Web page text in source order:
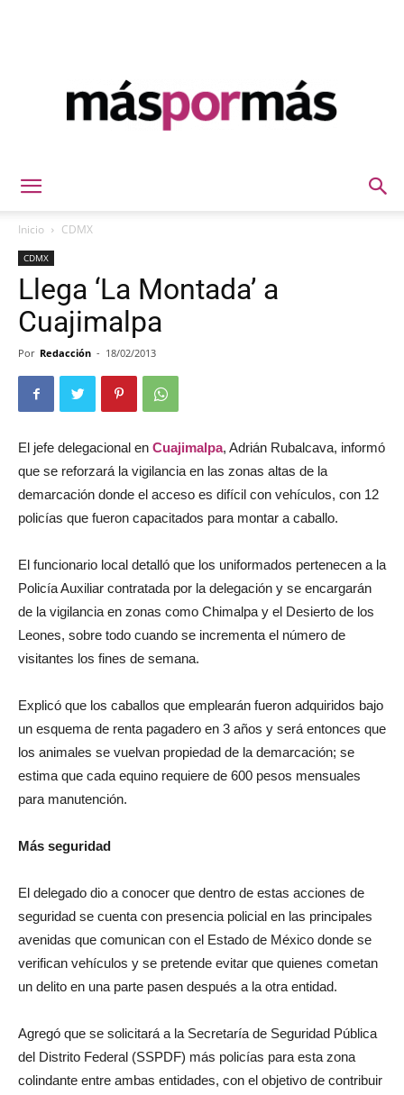
Inicio CDMX
CDMX
Llega ‘La Montada’ a
Cuajimalpa
Por Redacción - 18/02/2013
El jefe delegacional en Cuajimalpa, Adrián Rubalcava, informó
que se reforzará la vigilancia en las zonas altas de la
demarcación donde el acceso es difícil con vehículos, con 12
policías que fueron capacitados para montar a caballo.
El funcionario local detalló que los uniformados pertenecen a la
Policía Auxiliar contratada por la delegación y se encargarán
de la vigilancia en zonas como Chimalpa y el Desierto de los
Leones, sobre todo cuando se incrementa el número de
visitantes los fines de semana.
Explicó que los caballos que emplearán fueron adquiridos bajo
un esquema de renta pagadero en 3 años y será entonces que
los animales se vuelvan propiedad de la demarcación; se
estima que cada equino requiere de 600 pesos mensuales
para manutención.
Más seguridad
El delegado dio a conocer que dentro de estas acciones de
seguridad se cuenta con presencia policial en las principales
avenidas que comunican con el Estado de México donde se
verifican vehículos y se pretende evitar que quienes cometan
un delito en una parte pasen después a la otra entidad.
Agregó que se solicitará a la Secretaría de Seguridad Pública
del Distrito Federal (SSPDF) más policías para esta zona
colindante entre ambas entidades, con el objetivo de contribuir